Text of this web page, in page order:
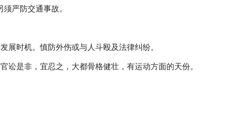
严防交通事故。
展时机。慎防外伤或与人斗殴及法律纠纷。
是非，宜忍之，大都骨格健壮，有运动方面的天份。